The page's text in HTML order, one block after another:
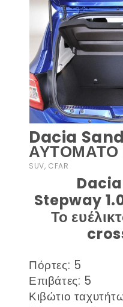
Dacia
ΑΥΤΟΜΑΤΟ
SUV, CFAR
Stepway
Το
Πόρτες: 5
Επιβάτες: 5
Κιβώτιο